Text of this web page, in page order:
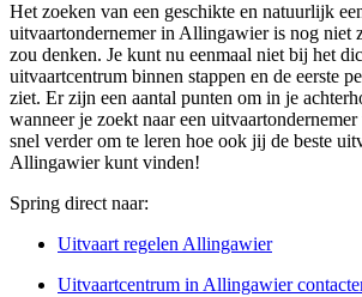
Het zoeken van een geschikte en natuurlijk
uitvaartondernemer in Allingawier is nog niet
zou denken. Je kunt nu eenmaal niet bij het
uitvaartcentrum binnen stappen en de eerste
ziet. Er zijn een aantal punten om in je
wanneer je zoekt naar een
snel verder om te leren hoe ook jij de beste
Allingawier kunt vinden!
Spring direct naar:
Uitvaart regelen Allingawier
Uitvaartcentrum in Allingawier